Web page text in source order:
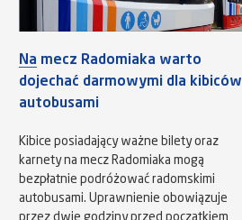
Na mecz Radomiaka warto
dojechać darmowymi dla kibiców
autobusami
Kibice posiadający ważne bilety oraz
karnety na mecz Radomiaka mogą
bezpłatnie podróżować radomskimi
autobusami. Uprawnienie obowiązuje